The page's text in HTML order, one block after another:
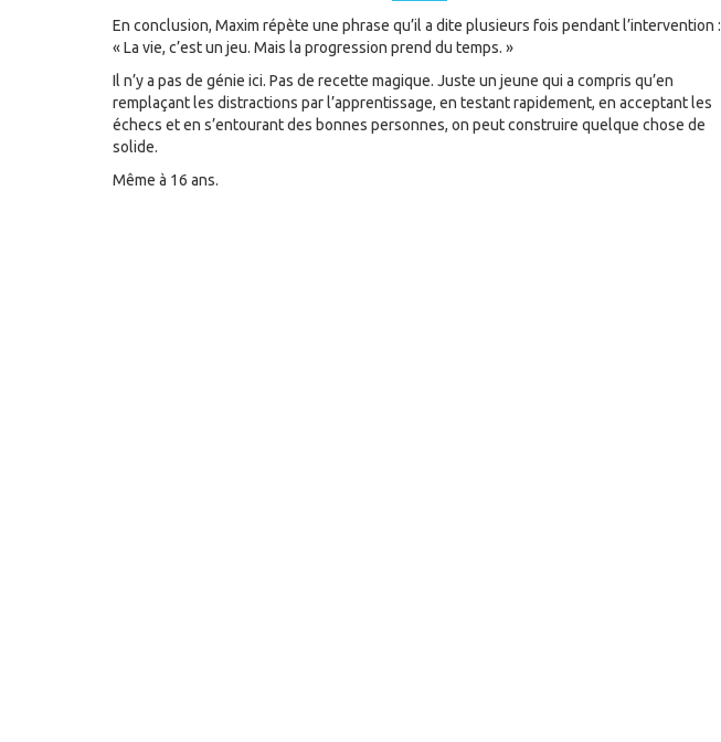
En conclusion, Maxim répète une phrase qu’il a dite plusieurs fois pendant l’intervention :
« La vie, c’est un jeu. Mais la progression prend du temps. »
Il n’y a pas de génie ici. Pas de recette magique. Juste un jeune qui a compris qu’en
remplaçant les distractions par l’apprentissage, en testant rapidement, en acceptant les
échecs et en s’entourant des bonnes personnes, on peut construire quelque chose de
solide.
Même à 16 ans.